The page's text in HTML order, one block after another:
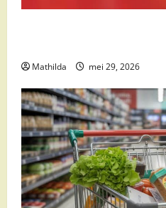
Mathilda mei 29, 2026